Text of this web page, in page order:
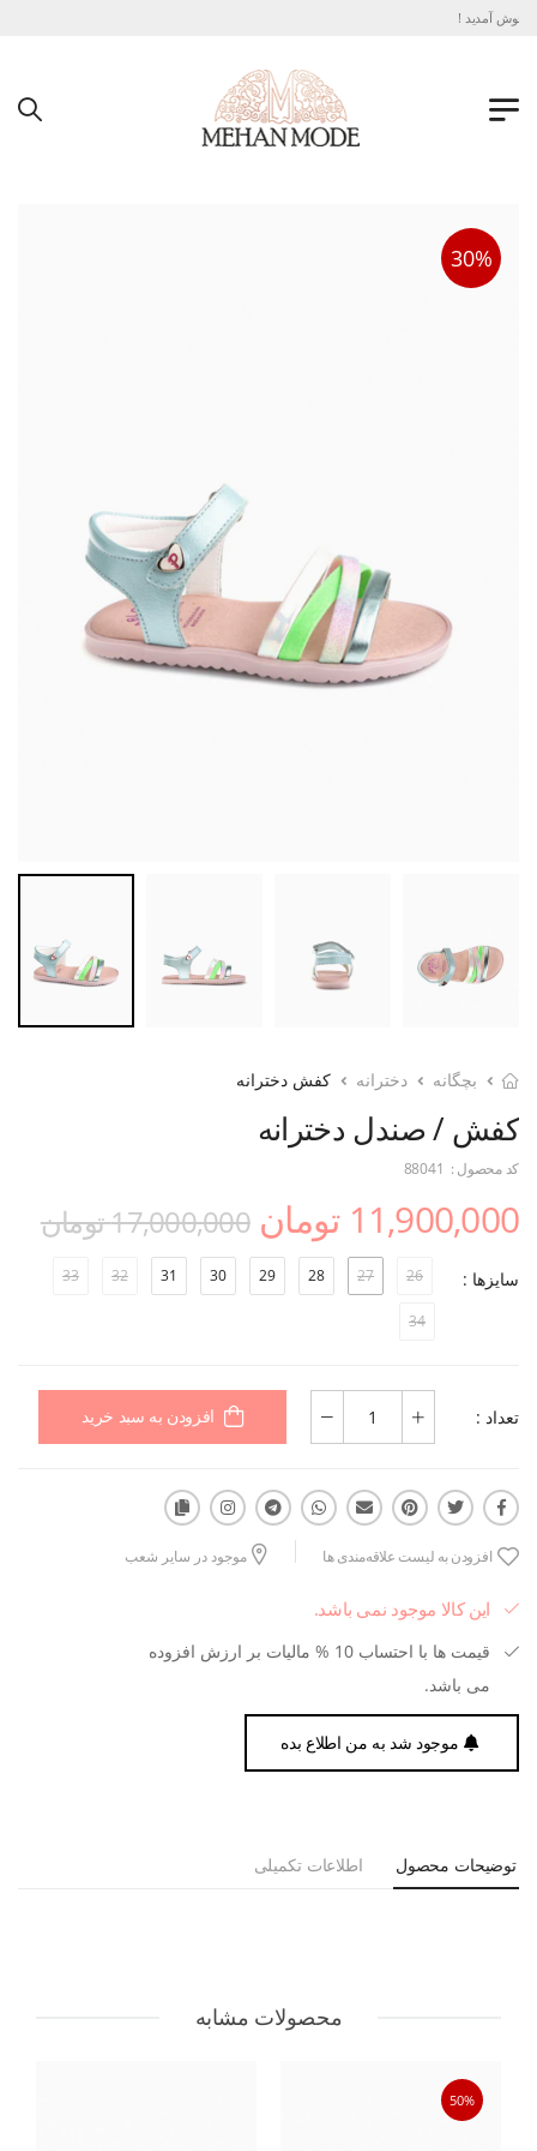
خوش آمدید !
30%
بچگانه دخترانه کفش دخترانه
کفش / صندل دخترانه
کد محصول : 88041
11,900,000 تومان 17,000,000 تومان
سایزها : 26
27
28
29
30
31
32
33
34
تعداد : افزودن به سبد خرید
افزودن به لیست علاقه‌مندی ها موجود در سایر شعب
این کالا موجود نمی باشد.
قیمت ها با احتساب 10 % مالیات بر ارزش افزوده
می باشد.
موجود شد به من اطلاع بده
توضیحات محصول اطلاعات تکمیلی
محصولات مشابه
50%